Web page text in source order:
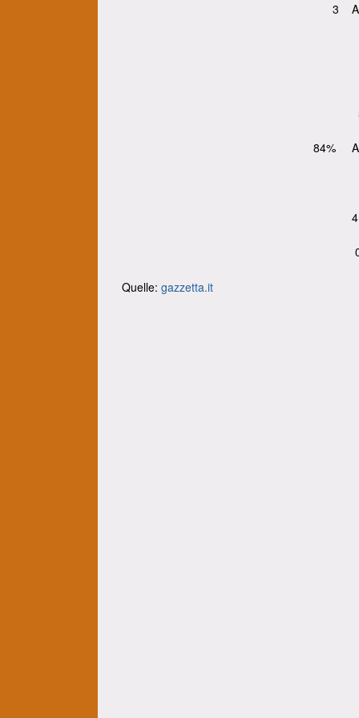
3
84%
Quelle: gazzetta.it